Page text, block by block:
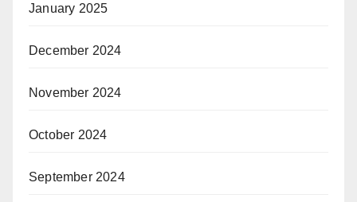
January 2025
December 2024
November 2024
October 2024
September 2024